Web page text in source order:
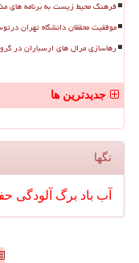
فرهنگ محیط زیست به برنامه های
موفقیت محققان دانشگاه تهران
رهاسازی مرال های ارسباران در
جدیدترین ها
تگها
آب باد برگ آلودگی